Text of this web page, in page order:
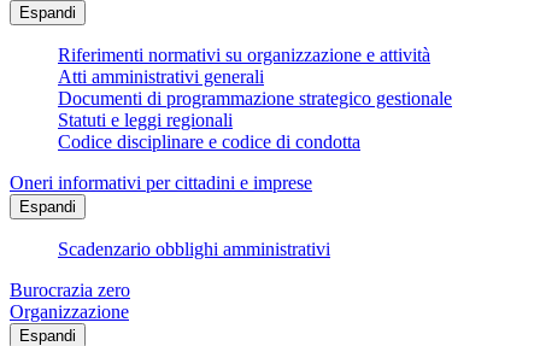
Espandi
Riferimenti normativi su organizzazione e attività
Atti amministrativi generali
Documenti di programmazione strategico gestionale
Statuti e leggi regionali
Codice disciplinare e codice di condotta
Oneri informativi per cittadini e imprese
Espandi
Scadenzario obblighi amministrativi
Burocrazia zero
Organizzazione
Espandi